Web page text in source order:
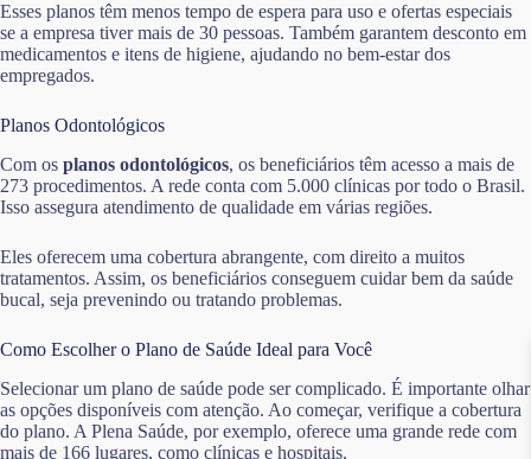
Esses planos têm menos tempo de espera para uso e ofertas especiais
se a empresa tiver mais de 30 pessoas. Também garantem desconto em
medicamentos e itens de higiene, ajudando no bem-estar dos
empregados.
Planos Odontológicos
Com os planos odontológicos, os beneficiários têm acesso a mais de
273 procedimentos. A rede conta com 5.000 clínicas por todo o Brasil.
Isso assegura atendimento de qualidade em várias regiões.
Eles oferecem uma cobertura abrangente, com direito a muitos
tratamentos. Assim, os beneficiários conseguem cuidar bem da saúde
bucal, seja prevenindo ou tratando problemas.
Como Escolher o Plano de Saúde Ideal para Você
Selecionar um plano de saúde pode ser complicado. É importante olhar
as opções disponíveis com atenção. Ao começar, verifique a cobertura
do plano. A Plena Saúde, por exemplo, oferece uma grande rede com
mais de 166 lugares, como clínicas e hospitais.